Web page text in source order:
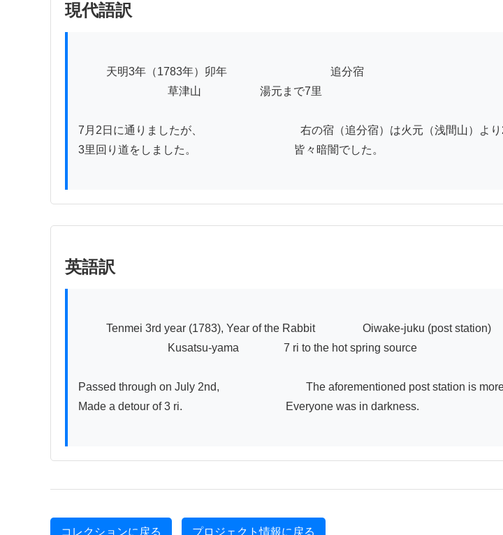
現代語訳
7月2日に通りましたが、                                   右の宿（追分宿）は火元（浅間山）よ
3里回り道をしました。                                   皆々暗闇でした。
英語訳
Passed through on July 2nd,                               The aforementioned post station is
Made a detour of 3 ri.                                     Everyone was in darkness.
コレクションに戻る プロジェクト情報に戻る